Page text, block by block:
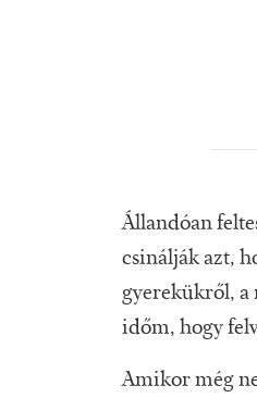
Állandóan
csinálják azt,
gyerekükről, a
időm, hogy
Amikor még